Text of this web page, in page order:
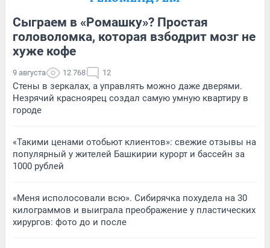
Сыграем в «Ромашку»? Простая
головоломка, которая взбодрит мозг не
хуже кофе
9 августа 12 768 12
Стены в зеркалах, а управлять можно даже дверями.
Незрячий красноярец создал самую умную квартиру в
городе
«Такими ценами отобьют клиентов»: свежие отзывы на
популярный у жителей Башкирии курорт и бассейн за
1000 рублей
«Меня исполосовали всю». Сибирячка похудела на 30
килограммов и выиграла преображение у пластических
хирургов: фото до и после